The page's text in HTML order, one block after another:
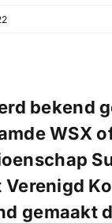
bekend
WSX
gemaakt